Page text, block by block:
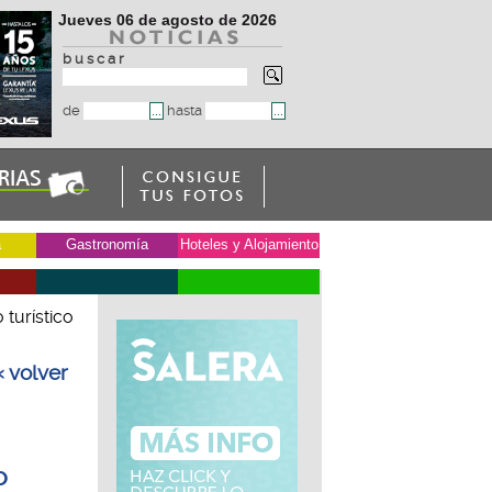
Jueves 06 de agosto de 2026
b u s c a r
de hasta
Gastronomía Hoteles y Alojamiento
turístico
volver